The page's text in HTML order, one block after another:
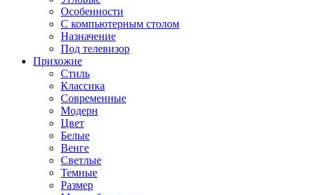
Особенности
С компьютерным столом
Назначение
Под телевизор
Прихожие
Стиль
Классика
Современные
Модерн
Цвет
Белые
Венге
Светлые
Темные
Размер